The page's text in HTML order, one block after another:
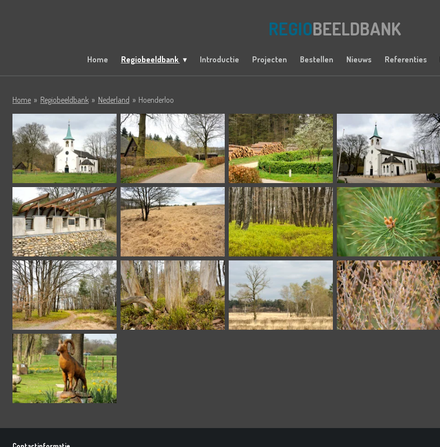
REGIOBEELDBANK
Home Regiobeeldbank Introductie Projecten Bestellen Nieuws Referenties
Home » Regiobeeldbank » Nederland » Hoenderloo